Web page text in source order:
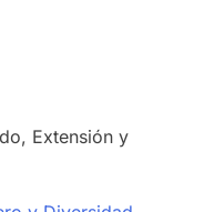
Extensión y